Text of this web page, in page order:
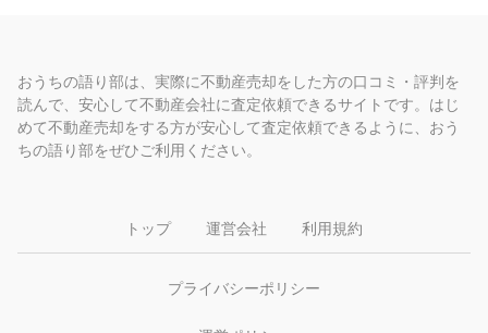
おうちの語り部は、実際に不動産売却をした方の口コミ・評判を
読んで、安心して不動産会社に査定依頼できるサイトです。はじ
めて不動産売却をする方が安心して査定依頼できるように、おう
ちの語り部をぜひご利用ください。
トップ 運営会社 利用規約
プライバシーポリシー